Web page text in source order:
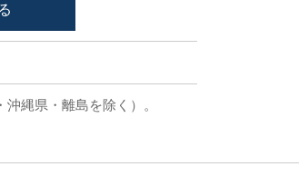
縄県・離島を除く）。